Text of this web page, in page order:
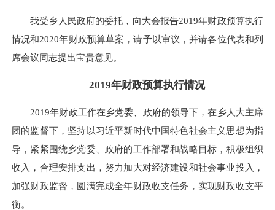
我受乡人民政府的委托，向大会报告2019年财政预算执行
情况和2020年财政预算草案，请予以审议，并请各位代表和列
席会议同志提出宝贵意见。
2019年财政预算执行情况
2019年财政工作在乡党委、政府的领导下，在乡人大主席
团的监督下，坚持以习近平新时代中国特色社会主义思想为指
导，紧紧围绕乡党委、政府的工作部署和战略目标，积极组织
收入，合理安排支出，努力加大对经济建设和社会事业投入，
加强财政监督，圆满完成全年财政收支任务，实现财政收支平
衡。